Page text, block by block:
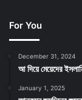
For You
December 31, 2024
আ দিয়ে মেয়েদের
January 1, 2025